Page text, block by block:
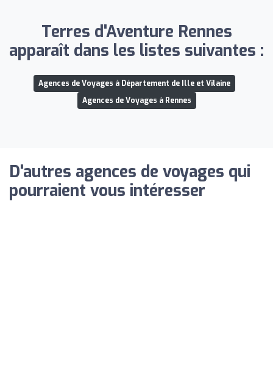
Terres d'Aventure Rennes
apparaît dans les listes suivantes :
Agences de Voyages à Département de Ille et Vilaine
Agences de Voyages à Rennes
D'autres agences de voyages qui
pourraient vous intéresser